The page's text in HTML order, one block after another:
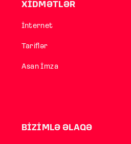
XİDMƏTLƏR
İnternet
Tariflər
Asan İmza
BİZİMLƏ ƏLAQƏ